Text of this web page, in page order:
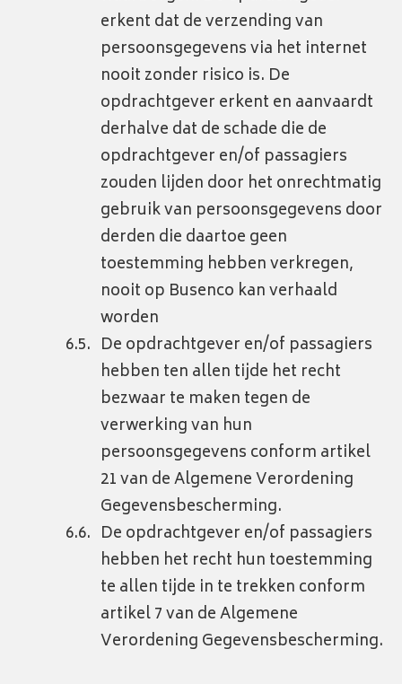
erkent dat de verzending van
persoonsgegevens via het internet
nooit zonder risico is. De
opdrachtgever erkent en aanvaardt
derhalve dat de schade die de
opdrachtgever en/of passagiers
zouden lijden door het onrechtmatig
gebruik van persoonsgegevens door
derden die daartoe geen
toestemming hebben verkregen,
nooit op Busenco kan verhaald
worden
De opdrachtgever en/of passagiers
hebben ten allen tijde het recht
bezwaar te maken tegen de
verwerking van hun
persoonsgegevens conform artikel
21 van de Algemene Verordening
Gegevensbescherming.
De opdrachtgever en/of passagiers
hebben het recht hun toestemming
te allen tijde in te trekken conform
artikel 7 van de Algemene
Verordening Gegevensbescherming.